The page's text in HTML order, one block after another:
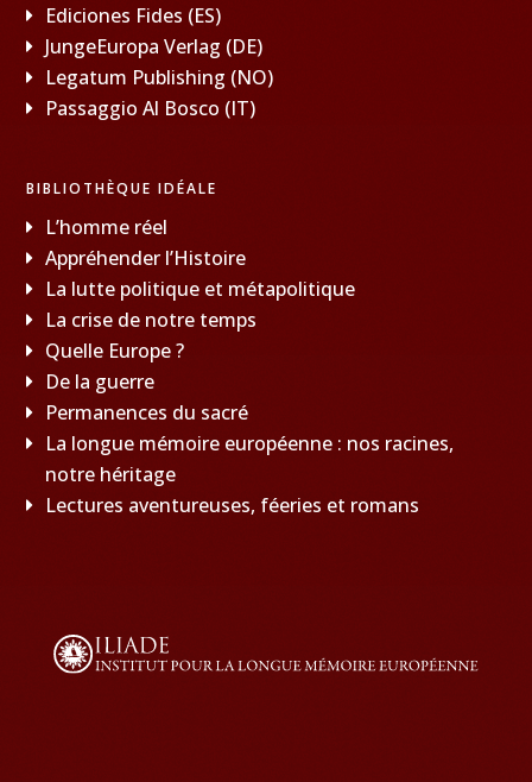
Ediciones Fides (ES)
JungeEuropa Verlag (DE)
Legatum Publishing (NO)
Passaggio Al Bosco (IT)
BIBLIOTHÈQUE IDÉALE
L’homme réel
Appréhender l’Histoire
La lutte politique et métapolitique
La crise de notre temps
Quelle Europe ?
De la guerre
Permanences du sacré
La longue mémoire européenne : nos racines,
notre héritage
Lectures aventureuses, féeries et romans